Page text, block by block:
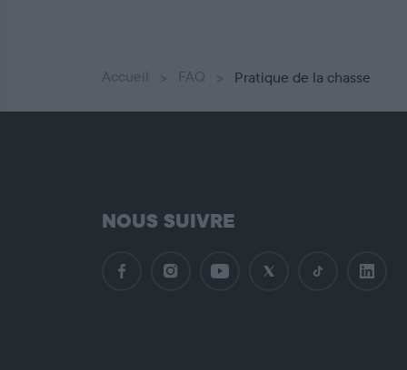
Accueil FAQ Pratique de la chasse
NOUS SUIVRE